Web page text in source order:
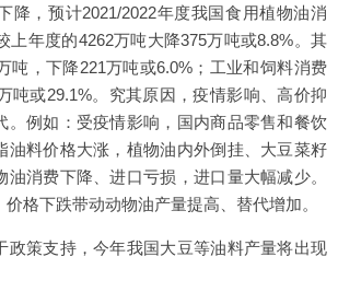
降，预计2021/2022年度我国食用植物油消
上年度的4262万吨大降375万吨或8.8%。其
吨，下降221万吨或6.0%；工业和饲料消费
吨或29.1%。究其原因，疫情影响、高价抑
。例如：受疫情影响，国内商品零售和餐饮
油料价格大涨，植物油内外倒挂、大豆菜籽
油消费下降、进口亏损，进口量大幅减少。
格下跌带动动物油产量提高、替代增加。
政策支持，今年我国大豆等油料产量将出现